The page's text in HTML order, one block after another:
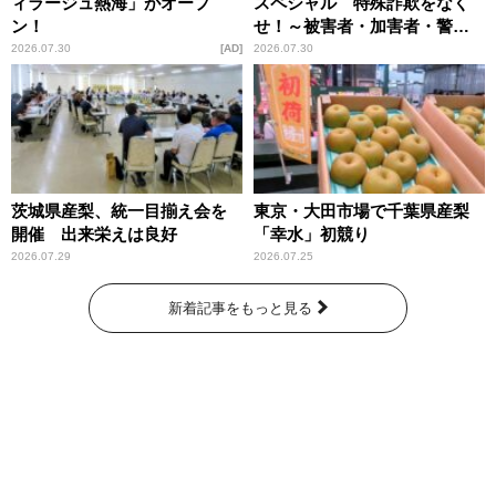
ン！
2026.07.30 AD
せ！～被害者・加害者・警視
庁が語るトクリュウの実態
～」放送
2026.07.30
茨城県産梨、統一目揃え会を
開催 出来栄えは良好
2026.07.29
東京・大田市場で千葉県産梨
「幸水」初競り
2026.07.25
新着記事をもっと見る